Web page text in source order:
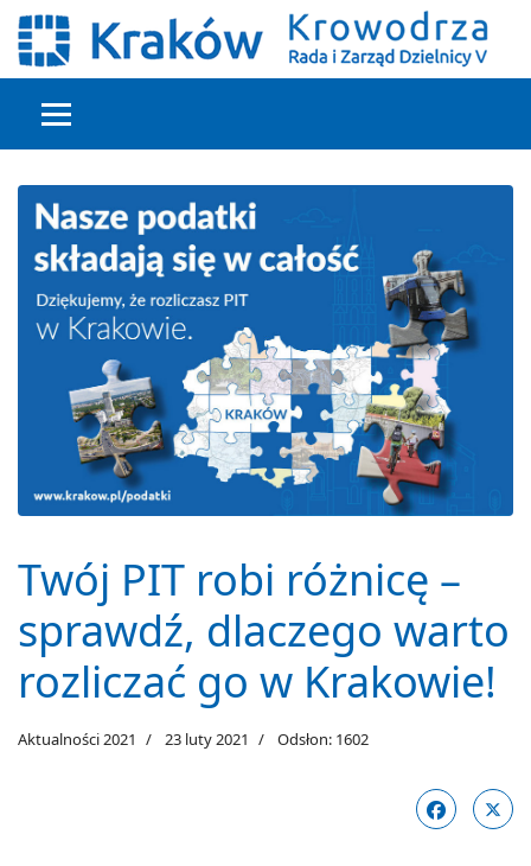
Głowna treść
Twój PIT robi różnicę –
sprawdź, dlaczego warto
rozliczać go w Krakowie!
Aktualności 2021 23 luty 2021 Odsłon: 1602